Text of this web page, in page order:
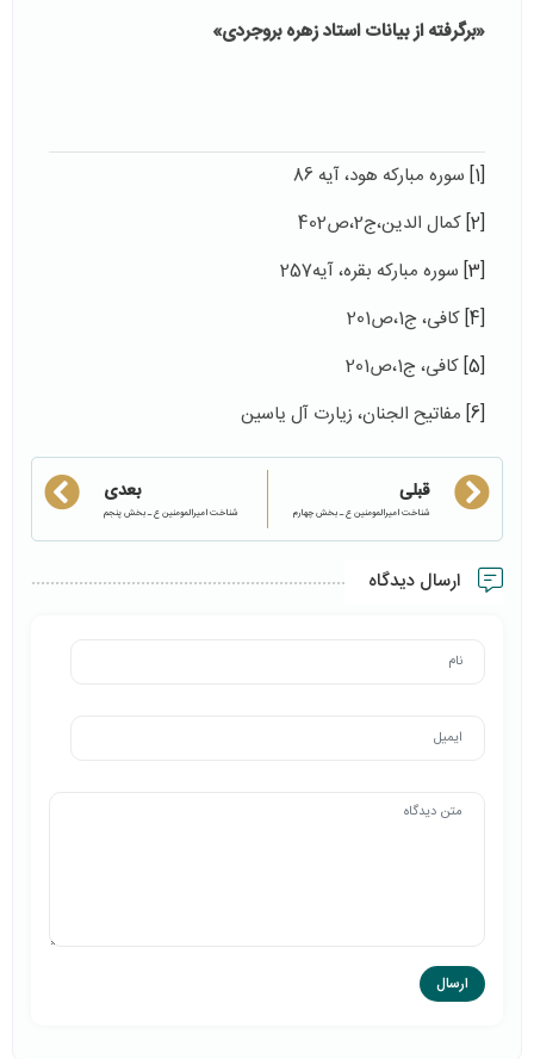
«برگرفته از بیانات استاد زهره بروجردی»
[1] سوره مبارکه هود، آیه 86
[2]
کمال الدین،ج2،ص402
[3]
سوره مبارکه بقره، آیه257
[4]
کافی، ج1،ص201
[5]
کافی، ج1،ص201
[6]
مفاتيح الجنان، زيارت آل ياسين
قبلی
شناخت امیرالمومنین ع ـ بخش چهارم
بعدی
شناخت امیرالمومنین ع ـ بخش پنجم
ارسال دیدگاه